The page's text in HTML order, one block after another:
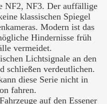
NF2, NF3. Der auffällige
klassischen Spiegel
Modern ist das
Hindernisse früh
vermeidet.
Lichtsignale an den
schließen verdeutlichen.
diese Serie nicht in
fahren.
auf den Essener